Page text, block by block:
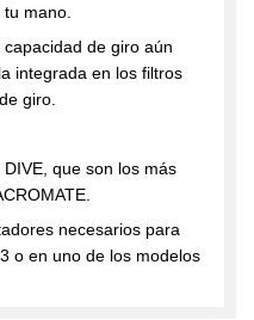
mano.
de giro aún
integrada en los filtros
giro.
que son los más
necesarios para
o en uno de los modelos